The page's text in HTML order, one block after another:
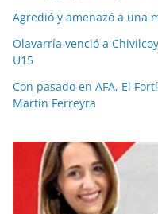
Agredió y amenazó a una
Olavarría venció a
U15
Con pasado en AFA, El
Martín Ferreyra